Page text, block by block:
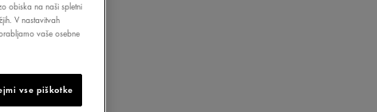
obiska na naši spletni
V nastavitvah
vaše osebne
vse piškotke